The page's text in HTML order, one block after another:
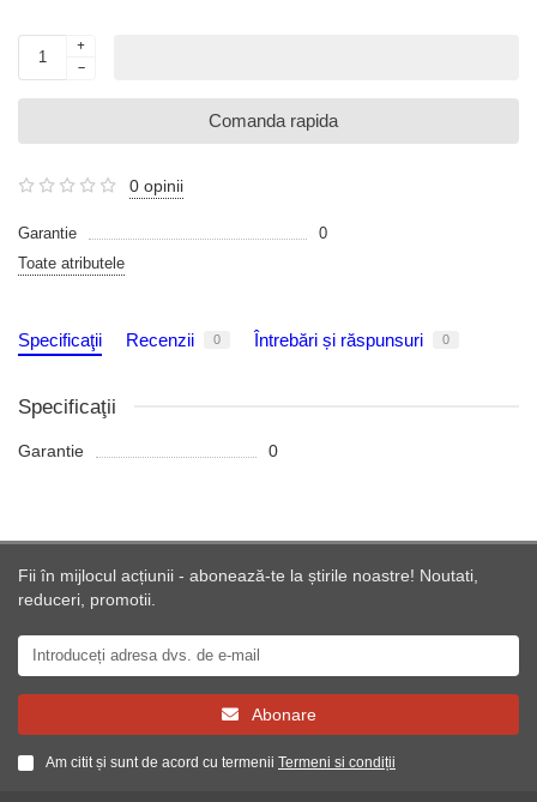
Comanda rapida
0 opinii
Garantie
0
Toate atributele
Specificaţii Recenzii 0 Întrebări și răspunsuri 0
Specificaţii
Garantie 0
Fii în mijlocul acțiunii - abonează-te la știrile noastre! Noutati,
reduceri, promotii.
Abonare
Am citit și sunt de acord cu termenii Termeni si condiții